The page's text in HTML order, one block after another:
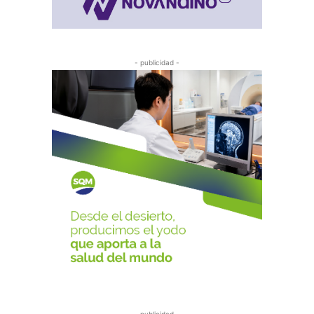
- publicidad -